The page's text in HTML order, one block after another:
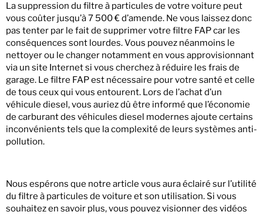
La suppression du filtre à particules de votre voiture peut
vous coûter jusqu’à 7 500 € d’amende. Ne vous laissez donc
pas tenter par le fait de supprimer votre filtre FAP car les
conséquences sont lourdes. Vous pouvez néanmoins le
nettoyer ou le changer notamment en vous approvisionnant
via un site Internet si vous cherchez à réduire les frais de
garage. Le filtre FAP est nécessaire pour votre santé et celle
de tous ceux qui vous entourent. Lors de l’achat d’un
véhicule diesel, vous auriez dû être informé que l’économie
de carburant des véhicules diesel modernes ajoute certains
inconvénients tels que la complexité de leurs systèmes anti-
pollution.
Nous espérons que notre article vous aura éclairé sur l’utilité
du filtre à particules de voiture et son utilisation. Si vous
souhaitez en savoir plus, vous pouvez visionner des vidéos